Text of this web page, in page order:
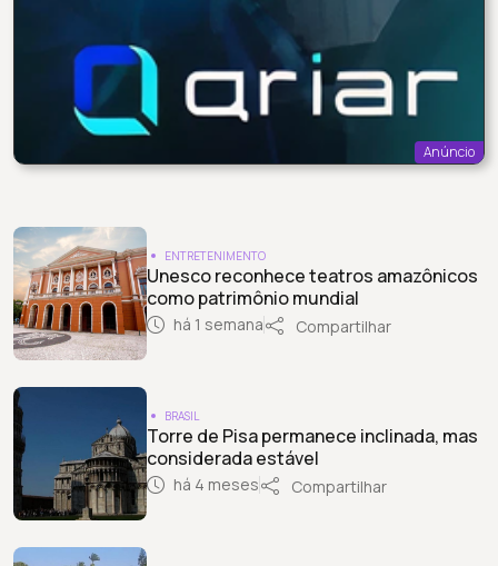
Anúncio
ENTRETENIMENTO
Unesco reconhece teatros amazônicos
como patrimônio mundial
há 1 semana Compartilhar
BRASIL
Torre de Pisa permanece inclinada, mas
considerada estável
há 4 meses Compartilhar